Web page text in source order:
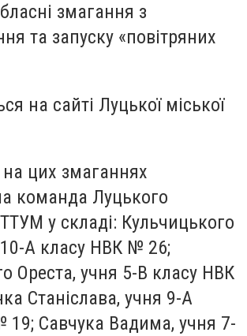
змагання з
та запуску «повітряних
на сайті Луцької міської
цих змаганнях
команда Луцького
у складі: Кульчицького
10-А класу НВК № 26;
Ореста, учня 5-В класу НВК
Станіслава, учня 9-А
Савчука Вадима, учня 7-